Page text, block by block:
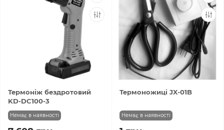
Термоніж бездротовий
KD-DC100-3
Немає в наявності
Термоножиці JX-01B
Немає в наявності